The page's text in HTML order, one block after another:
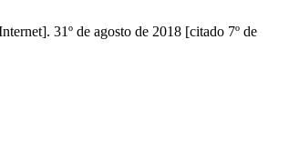
31º de agosto de 2018 [citado 7º de